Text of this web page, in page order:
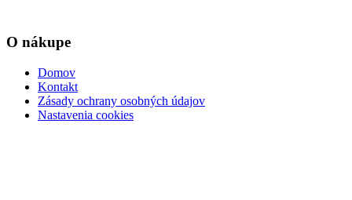
O nákupe
Domov
Kontakt
Zásady ochrany osobných údajov
Nastavenia cookies